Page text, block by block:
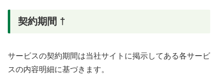
契約期間 †
サービスの契約期間は当社サイトに掲示してある各サービ
スの内容明細に基づきます。